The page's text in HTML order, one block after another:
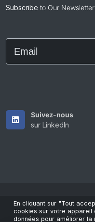
Subscribe to Our
Email
Suivez-nous
sur LinkedIn
Copyright © 2026 All
En cliquant sur "Tout
cookies sur votre appareil
données pour améliorer la